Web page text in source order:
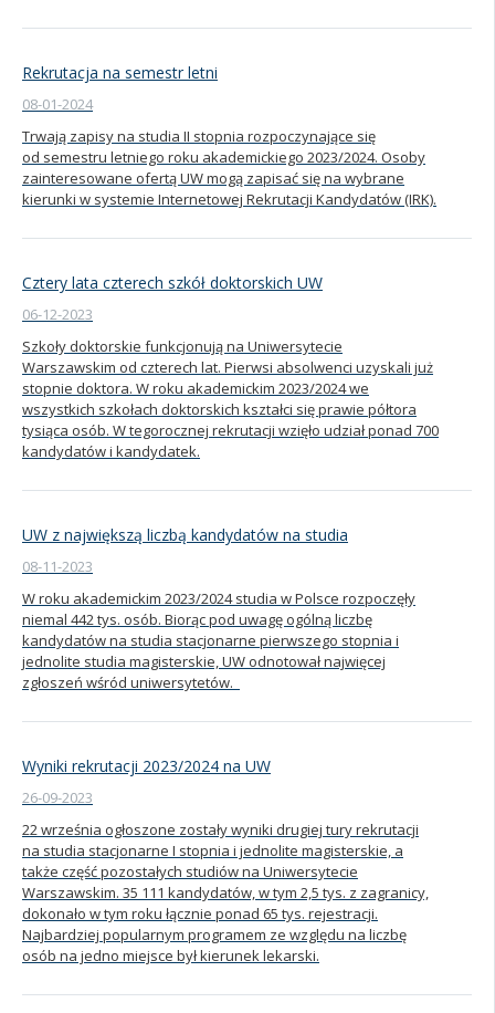
Rekrutacja na semestr letni
08-01-2024
Trwają zapisy na studia II stopnia rozpoczynające się
od semestru letniego roku akademickiego 2023/2024. Osoby
zainteresowane ofertą UW mogą zapisać się na wybrane
kierunki w systemie Internetowej Rekrutacji Kandydatów (IRK).
Cztery lata czterech szkół doktorskich UW
06-12-2023
Szkoły doktorskie funkcjonują na Uniwersytecie
Warszawskim od czterech lat. Pierwsi absolwenci uzyskali już
stopnie doktora. W roku akademickim 2023/2024 we
wszystkich szkołach doktorskich kształci się prawie półtora
tysiąca osób. W tegorocznej rekrutacji wzięło udział ponad 700
kandydatów i kandydatek.
UW z największą liczbą kandydatów na studia
08-11-2023
W roku akademickim 2023/2024 studia w Polsce rozpoczęły
niemal 442 tys. osób. Biorąc pod uwagę ogólną liczbę
kandydatów na studia stacjonarne pierwszego stopnia i
jednolite studia magisterskie, UW odnotował najwięcej
zgłoszeń wśród uniwersytetów.
Wyniki rekrutacji 2023/2024 na UW
26-09-2023
22 września ogłoszone zostały wyniki drugiej tury rekrutacji
na studia stacjonarne I stopnia i jednolite magisterskie, a
także część pozostałych studiów na Uniwersytecie
Warszawskim. 35 111 kandydatów, w tym 2,5 tys. z zagranicy,
dokonało w tym roku łącznie ponad 65 tys. rejestracji.
Najbardziej popularnym programem ze względu na liczbę
osób na jedno miejsce był kierunek lekarski.